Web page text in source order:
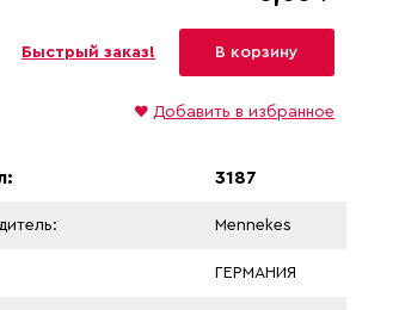
Быстрый заказ! В корзину
♥ Добавить в избранное
3187
Mennekes
ГЕРМАНИЯ